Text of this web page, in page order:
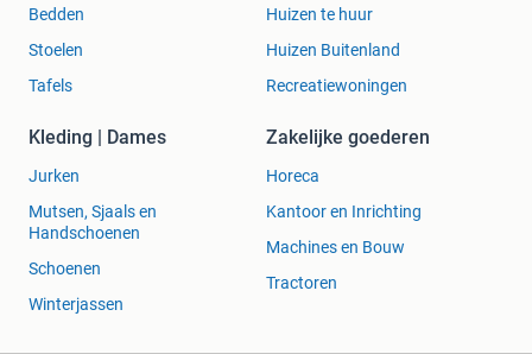
Bedden
Stoelen
Tafels
Huizen te huur
Huizen Buitenland
Recreatiewoningen
Kleding | Dames
Jurken
Mutsen, Sjaals en
Handschoenen
Schoenen
Winterjassen
Zakelijke goederen
Horeca
Kantoor en Inrichting
Machines en Bouw
Tractoren